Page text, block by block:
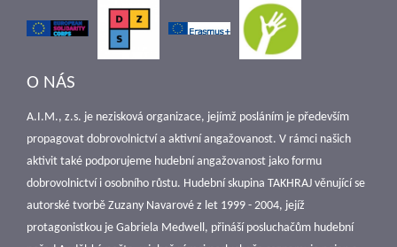
O NÁS
A.I.M., z.s. je nezisková organizace, jejímž posláním je především
propagovat dobrovolnictví a aktivní angažovanost. V rámci našich
aktivit také podporujeme hudební angažovanost jako formu
dobrovolnictví i osobního růstu. Hudební skupina TAKHRAJ věnující se
autorské tvorbě Zuzany Navarové z let 1999 - 2004, jejíž
protagonistkou je Gabriela Medwell, přináší posluchačům hudební